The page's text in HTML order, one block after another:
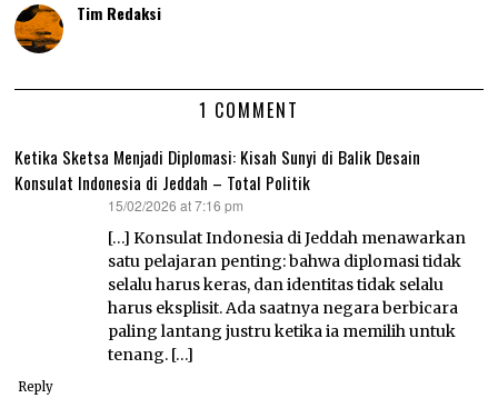
Tim Redaksi
1 COMMENT
Ketika Sketsa Menjadi Diplomasi: Kisah Sunyi di Balik Desain
Konsulat Indonesia di Jeddah – Total Politik
15/02/2026 at 7:16 pm
[…] Konsulat Indonesia di Jeddah menawarkan
satu pelajaran penting: bahwa diplomasi tidak
selalu harus keras, dan identitas tidak selalu
harus eksplisit. Ada saatnya negara berbicara
paling lantang justru ketika ia memilih untuk
tenang. […]
Reply